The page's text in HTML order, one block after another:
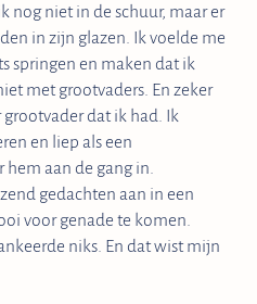
nog niet in de schuur, maar er
in zijn glazen. Ik voelde me
springen en maken dat ik
met grootvaders. En zeker
dat ik had. Ik
en liep als een
aan de gang in.
gedachten aan in een
voor genade te komen.
niks. En dat wist mijn